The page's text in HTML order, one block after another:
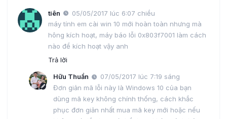
tiên
05/05/2017 lúc 6:07 chiều
máy tính em cài win 10 mới hoàn toàn nhưng mà
hông kích hoạt, máy báo lỗi 0x803f7001 làm cách
nào để kích hoạt vậy anh
Trả lời
Hữu Thuần
07/05/2017 lúc 7:19 sáng
Đơn giản mã lỗi này là Windows 10 của bạn
dùng mã key không chính thống, cách khắc
phục đơn giản nhất mua mã key mới hoặc nếu